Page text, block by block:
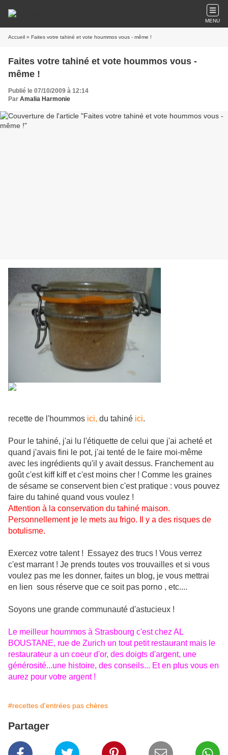
MENU
Accueil » Faites votre tahiné et vote hoummos vous - même !
Faites votre tahiné et vote hoummos vous -
même !
Publié le 07/10/2009 à 12:14
Par Amalia Harmonie
recette de l'hoummos ici, du tahiné ici.
Pour le tahiné, j'ai lu l'étiquette de celui que j'ai acheté et
quand j'avais fini le pot, j'ai tenté de le faire moi-même
avec les ingrédients qu'il y avait dessus. Franchement au
goût c'est kiff kiff et c'est moins cher ! Comme les graines
de sésame se conservent bien c'est pratique : vous pouvez
faire du tahiné quand vous voulez !
Attention à la conservation du tahiné maison.
Personnellement je le mets au frigo. Il y a des risques de
botulisme.
Exercez votre talent ! Essayez des trucs ! Vous verrez
c'est marrant ! Je prends toutes vos trouvailles et si vous
voulez pas me les donner, faites un blog, je vous mettrai
en lien sous réserve que ce soit pas porno , etc....
Soyons une grande communauté d'astucieux !
Le meilleur hoummos à Strasbourg c'est chez AL
BOUSTANE, rue de Zurich un tout petit restaurant mais le
restaurateur a un coeur d'or, des doigts d'argent, une
générosité...une histoire, des conseils... Et en plus vous en
aurez pour votre argent !
#recettes d'entrées pas chères
Partager